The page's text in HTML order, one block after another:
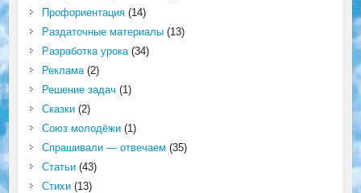
Профориентация(14)
Раздаточные материалы(13)
Разработка урока(34)
Реклама(2)
Решение задач (1)
Сказки(2)
Союз молодёжи(1)
Спрашивали — отвечаем (35)
Статьи(43)
Стихи(13)